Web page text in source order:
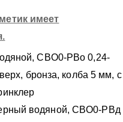
имеет
CBO0-PBо 0,24-
бронза, колба 5 мм, с
водяной, CBO0-PBд